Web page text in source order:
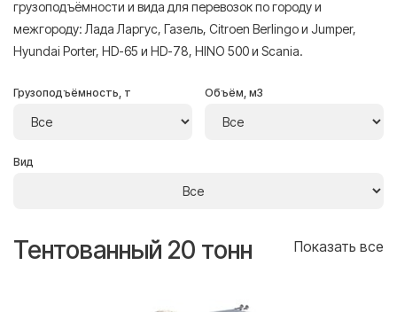
грузоподъёмности и вида для перевозок по городу и
межгороду: Лада Ларгус, Газель, Citroen Berlingo и Jumper,
Hyundai Porter, HD-65 и HD-78, HINO 500 и Scania.
Грузоподъёмность, т Объём, м3
Вид
Тентованный 20 тонн Показать все